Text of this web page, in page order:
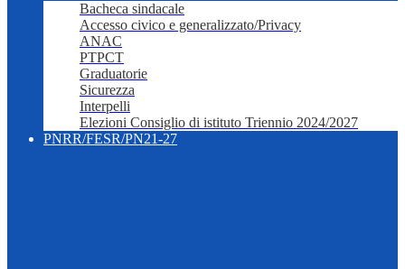
Bacheca sindacale
Accesso civico e generalizzato/Privacy
ANAC
PTPCT
Graduatorie
Sicurezza
Interpelli
Elezioni Consiglio di istituto Triennio 2024/2027
PNRR/FESR/PN21-27